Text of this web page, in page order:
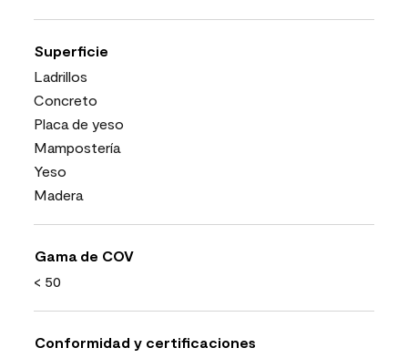
Superficie
Ladrillos
Concreto
Placa de yeso
Mampostería
Yeso
Madera
Gama de COV
< 50
Conformidad y certificaciones